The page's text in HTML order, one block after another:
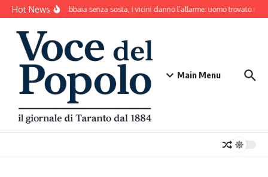
Salta al contenuto
Hot NewsIl cane abbaia senza sosta, i vicini danno l’allarme: uomo trovato
Main Menu